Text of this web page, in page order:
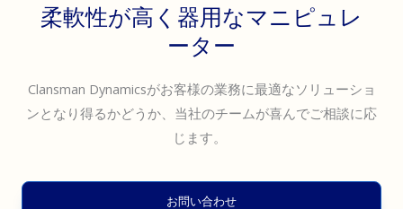
柔軟性が高く器用なマニピュレ
ーター
Clansman Dynamicsがお客様の業務に最適なソリューショ
ンとなり得るかどうか、当社のチームが喜んでご相談に応
じます。
お問い合わせ